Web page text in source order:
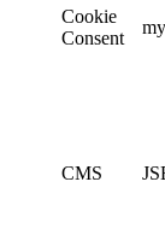
Cookie
Consent
CMS